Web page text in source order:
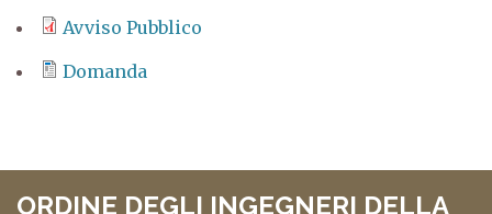
Avviso Pubblico
Domanda
ORDINE DEGLI INGEGNERI DELLA